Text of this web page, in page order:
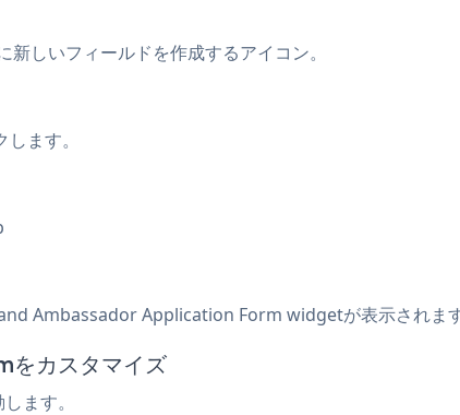
新しいフィールドを作成するアイコン。
ます。
Ambassador Application Form widgetが表示されま
カスタマイズ
ます。